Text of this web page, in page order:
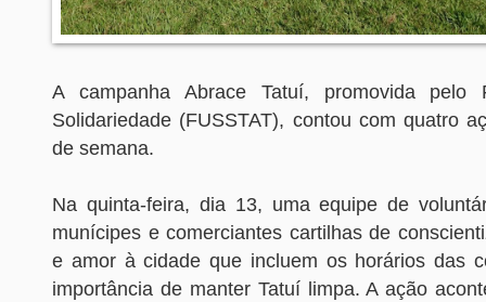
A campanha Abrace Tatuí, promovida pelo
Solidariedade (FUSSTAT), contou com quatro
de semana.
Na quinta-feira, dia 13, uma equipe de
munícipes e comerciantes cartilhas de
e amor à cidade que incluem os horários das
importância de manter Tatuí limpa. A ação